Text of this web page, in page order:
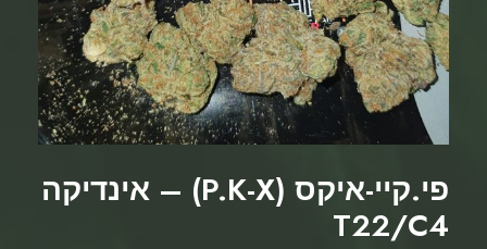
אסטרו טי.ג'י (Astro T.G) –
אינדיקה T22/C4